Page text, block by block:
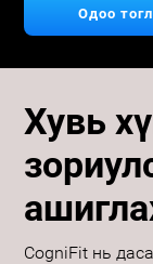
Одоо
Хувь
CogniFit нь